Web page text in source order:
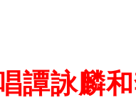
譚詠麟